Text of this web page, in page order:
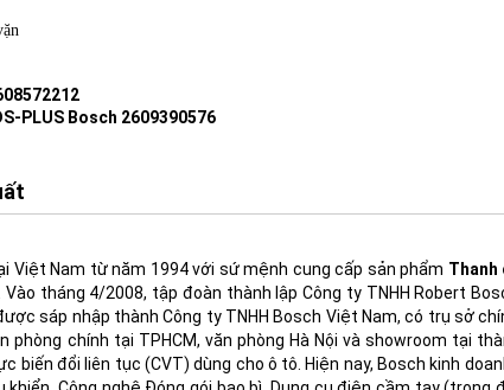
PLUS Bosch 2609390576
Việt Nam từ năm 1994 với sứ mệnh cung cấp sản phẩm Thanh
tháng 4/2008, tập đoàn thành lập Công ty TNHH Robert
sáp nhập thành Công ty TNHH Bosch Việt Nam, có trụ sở
phòng chính tại TPHCM, văn phòng Hà Nội và showroom tại
biến đổi liên tục (CVT) dùng cho ô tô. Hiện nay, Bosch kinh